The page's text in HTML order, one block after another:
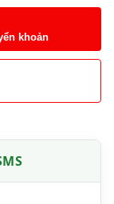
khoản